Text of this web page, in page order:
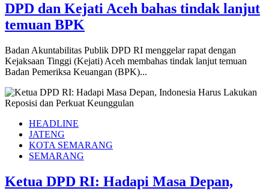
DPD dan Kejati Aceh bahas tindak lanjut
temuan BPK
Badan Akuntabilitas Publik DPD RI menggelar rapat dengan
Kejaksaan Tinggi (Kejati) Aceh membahas tindak lanjut temuan
Badan Pemeriksa Keuangan (BPK)...
HEADLINE
JATENG
KOTA SEMARANG
SEMARANG
Ketua DPD RI: Hadapi Masa Depan,